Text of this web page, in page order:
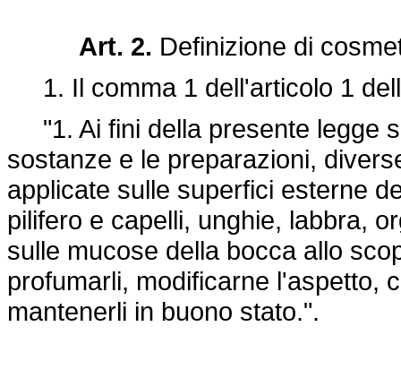
Art. 2. Definizione di
1. Il comma 1 dell'articolo 1
"1. Ai fini della presente legge
sostanze e le preparazioni,
applicate sulle superfici esterne
pilifero e capelli, unghie, labbra,
sulle mucose della bocca allo
profumarli, modificarne l'aspetto,
mantenerli in buono stato.".